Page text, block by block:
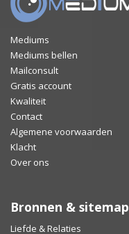
Mediums
Mediums bellen
Mailconsult
Gratis account
Kwaliteit
Contact
Algemene voorwaarden
Klacht
Over ons
Bronnen & sitemap
Liefde & Relaties